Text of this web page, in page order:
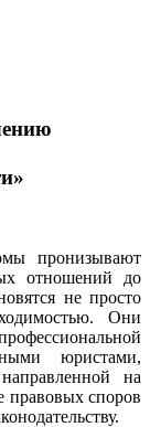
пронизывают
отношений до
не просто
Они
юристами,
на
правовых споров